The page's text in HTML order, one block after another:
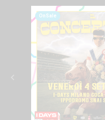
OnSale